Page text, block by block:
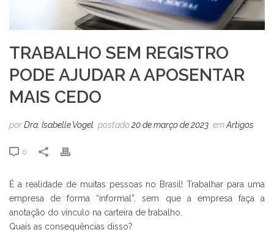
TRABALHO SEM REGISTRO
PODE AJUDAR A APOSENTAR
MAIS CEDO
porDra. Isabelle Vogel postado20 de março de 2023 emArtigos
0
É a realidade de muitas pessoas no Brasil! Trabalhar para uma
empresa de forma “informal”, sem que a empresa faça a
anotação do vínculo na carteira de trabalho.
Quais as consequências disso?